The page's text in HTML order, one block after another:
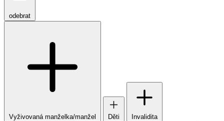
odebrat
Vyživovaná manželka/manžel Děti Invalidita